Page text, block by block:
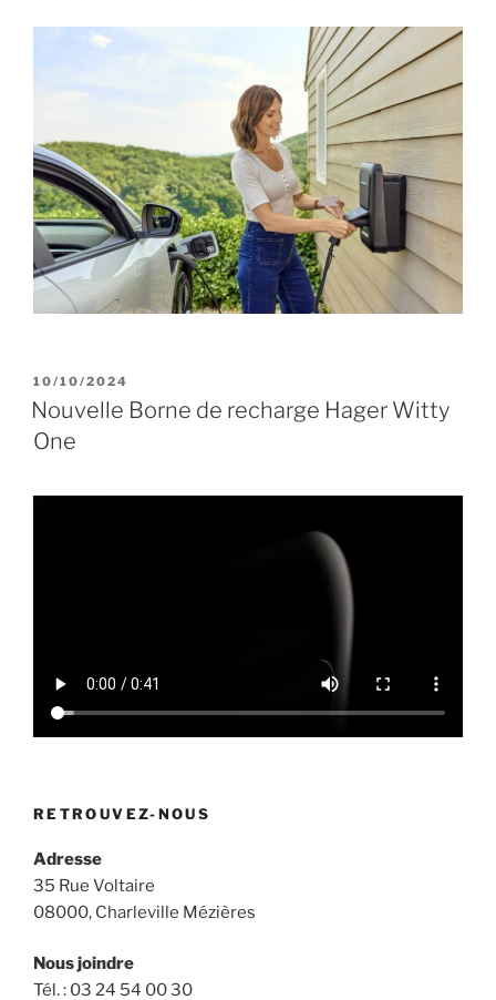
PUBLIÉ
LE
10/10/2024
Nouvelle Borne de recharge Hager Witty
One
RETROUVEZ-NOUS
Adresse
35 Rue Voltaire
08000, Charleville Mézières
Nous joindre
Tél. : 03 24 54 00 30